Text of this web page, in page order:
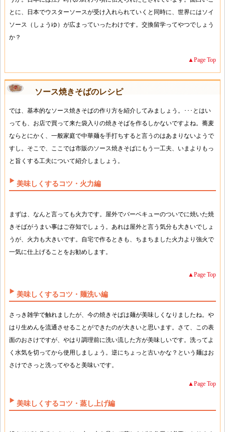
とに、日本でウスターソースが受け入れられていくと同時に、世界にはソイ
ソース（しょうゆ）が広まっていったわけです。交換留学ってやつでしょう
か？
▲Page Top
ソース焼きそばのレシピ
では、基本的なソース焼きそばの作り方を紹介してみましょう。･･･とはい
っても、お店で買って来た袋入りの焼きそばを作るしかないですよね。蕎麦
ならとにかく、一般家庭で中華麺を手打ちすると言うのはあまりないようで
すし。そこで、ここでは市販のソース焼きそばにもう一工夫、いまよりもっ
と旨くする工夫について紹介しましょう。
美味しくするコツ・火力編
まずは、なんと言っても火力です。屋外でバーベキューのついでに焼いた焼
きそばがうまい事はご存知でしょう。あれは屋外と言う気分も大きいでしょ
うが、火力も大きいです。自宅で作るときも、ちまちました火力より強火で
一気に仕上げることをお勧めします。
▲Page Top
美味しくするコツ・麺洗い編
さっき雑学で触れましたが、今の焼きそばは麺が美味しくなりましたね。や
はり生めんを流通させることができたのが大きいと思います。さて、この表
面のおさけですが、やはり調理前に洗い流した方が美味しいです。洗ってよ
く水気を切ってから使用しましょう。逆にちょっと古いかな？という麺はお
さけでさっと洗ってやると美味いです。
▲Page Top
美味しくするコツ・蒸し上げ編